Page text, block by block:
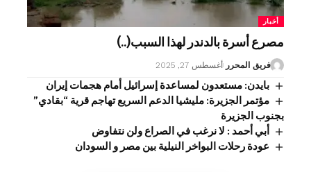
أخبار
مصرع أسرة بالدندر لهذا السبب(..)
فريق المحرر أغسطس 27, 2025
بايدن: مستعدون لمساعدة إسرائيل أمام هجمات إيران
مؤتمر الجزيرة: مليشيا الدعم السريع تهاجم قرية “بقادي”
بجنوب الجزيرة
أبي أحمد : لا نرغب في الصراع ولن نتفاوض
عودة رحلات البواخر النيلية بين مصر و السودان